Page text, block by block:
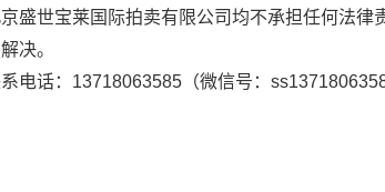
盛世宝莱国际拍卖有限公司均不承担任何法律
决。
电话：13718063585（微信号：